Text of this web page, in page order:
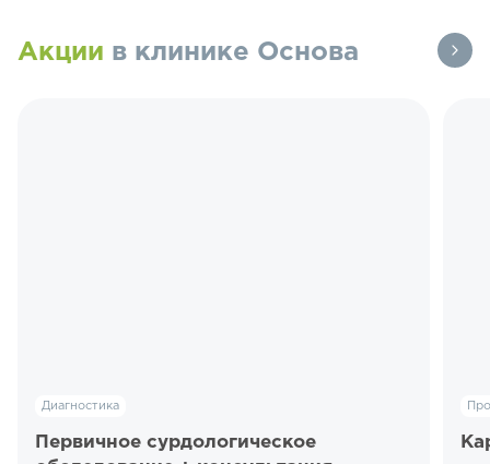
Акции в клинике Основа
Диагностика
Первичное сурдологическое